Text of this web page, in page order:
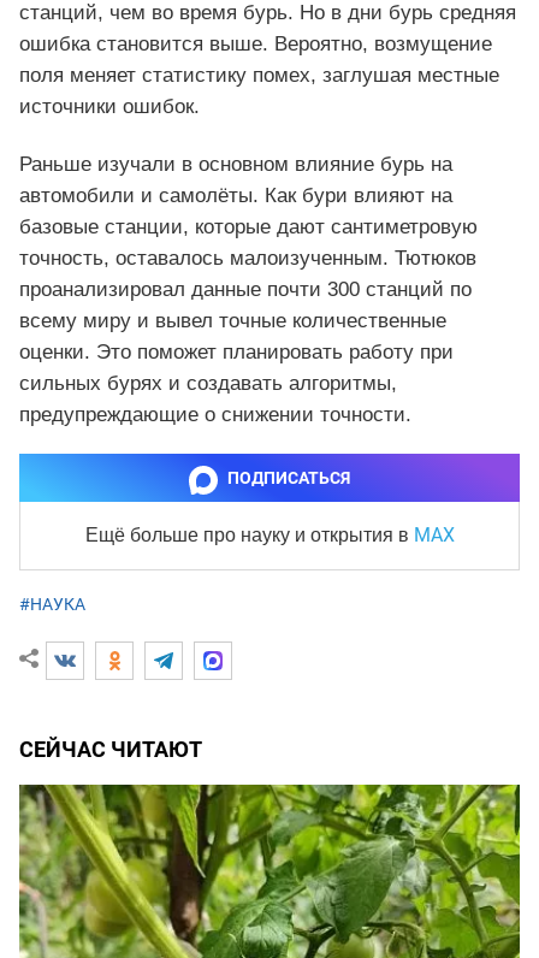
станций, чем во время бурь. Но в дни бурь средняя
ошибка становится выше. Вероятно, возмущение
поля меняет статистику помех, заглушая местные
источники ошибок.
Раньше изучали в основном влияние бурь на
автомобили и самолёты. Как бури влияют на
базовые станции, которые дают сантиметровую
точность, оставалось малоизученным. Тютюков
проанализировал данные почти 300 станций по
всему миру и вывел точные количественные
оценки. Это поможет планировать работу при
сильных бурях и создавать алгоритмы,
предупреждающие о снижении точности.
ПОДПИСАТЬСЯ
Ещё больше про науку и открытия в MAX
#НАУКА
СЕЙЧАС ЧИТАЮТ